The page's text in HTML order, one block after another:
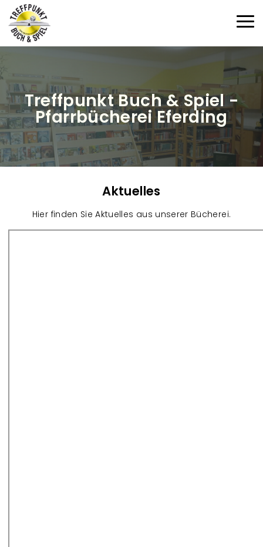
Treffpunkt Buch & Spiel -
Pfarrbücherei Eferding
Aktuelles
Hier finden Sie Aktuelles aus unserer Bücherei.